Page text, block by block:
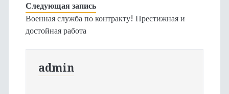
Следующая запись
Военная служба по контракту! Престижная и
достойная работа
admin